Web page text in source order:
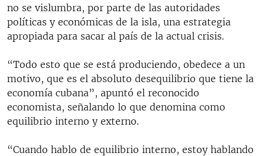
no se vislumbra, por parte de las autoridades
políticas y económicas de la isla, una estrategia
apropiada para sacar al país de la actual crisis.
“Todo esto que se está produciendo, obedece a un
motivo, que es el absoluto desequilibrio que tiene la
economía cubana”, apuntó el reconocido
economista, señalando lo que denomina como
equilibrio interno y externo.
“Cuando hablo de equilibrio interno, estoy hablando